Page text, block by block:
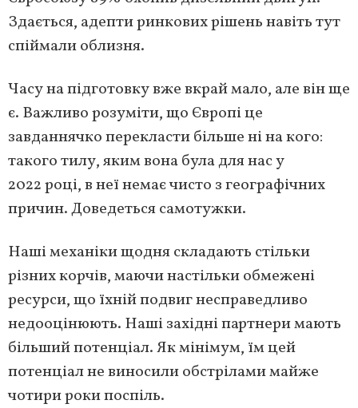
Здається, адепти ринкових рішень навіть тут
спіймали облизня.
Часу на підготовку вже вкрай мало, але він ще
є. Важливо розуміти, що Європі це
завданнячко перекласти більше ні на кого:
такого тилу, яким вона була для нас у
2022 році, в неї немає чисто з географічних
причин. Доведеться самотужки.
Наші механіки щодня складають стільки
різних корчів, маючи настільки обмежені
ресурси, що їхній подвиг несправедливо
недооцінюють. Наші західні партнери мають
більший потенціал. Як мінімум, їм цей
потенціал не виносили обстрілами майже
чотири роки поспіль.